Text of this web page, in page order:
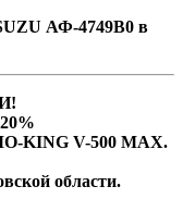
АФ-4749В0 в
KING V-500 MAX.
области.